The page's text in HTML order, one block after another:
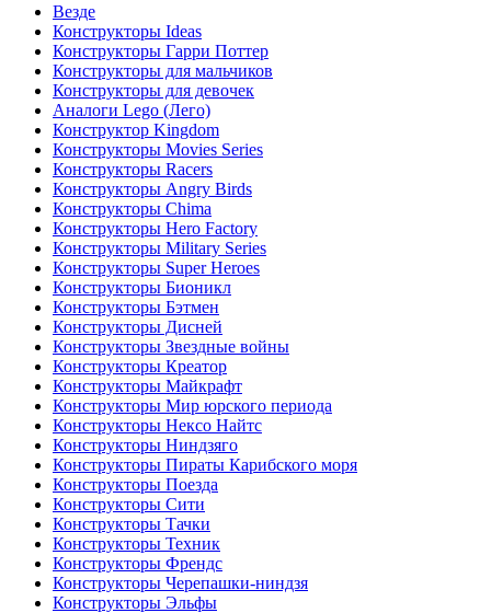
Везде
Конструкторы Ideas
Конструкторы Гарри Поттер
Конструкторы для мальчиков
Конструкторы для девочек
Аналоги Lego (Лего)
Конструктор Kingdom
Конструкторы Movies Series
Конструкторы Racers
Конструкторы Angry Birds
Конструкторы Chima
Конструкторы Hero Factory
Конструкторы Military Series
Конструкторы Super Heroes
Конструкторы Бионикл
Конструкторы Бэтмен
Конструкторы Дисней
Конструкторы Звездные войны
Конструкторы Креатор
Конструкторы Майкрафт
Конструкторы Мир юрского периода
Конструкторы Нексо Найтс
Конструкторы Ниндзяго
Конструкторы Пираты Карибского моря
Конструкторы Поезда
Конструкторы Сити
Конструкторы Тачки
Конструкторы Техник
Конструкторы Френдс
Конструкторы Черепашки-ниндзя
Конструкторы Эльфы